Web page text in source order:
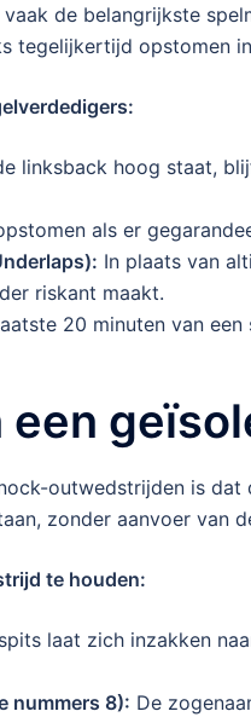
de belangrijkste
tegelijkertijd
linksback hoog staat,
als er
In plaats van
riskant maakt.
20 minuten van
een
outwedstrijden is
zonder aanvoer van
te houden:
laat zich inzakken
nummers 8): De